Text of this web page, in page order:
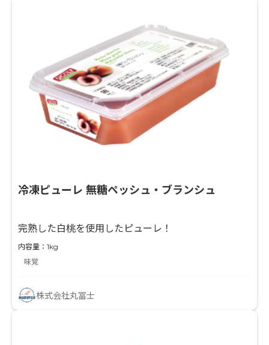
冷凍ピューレ 無糖ペッシュ・ブランシュ
完熟した白桃を使用したピューレ！
内容量：1kg
味覚
株式会社丸冨士